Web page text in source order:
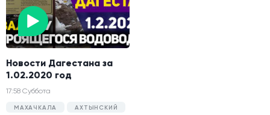
Новости Дагестана за
1.02.2020 год
17:58 Суббота
МАХАЧКАЛА
АХТЫНСКИЙ